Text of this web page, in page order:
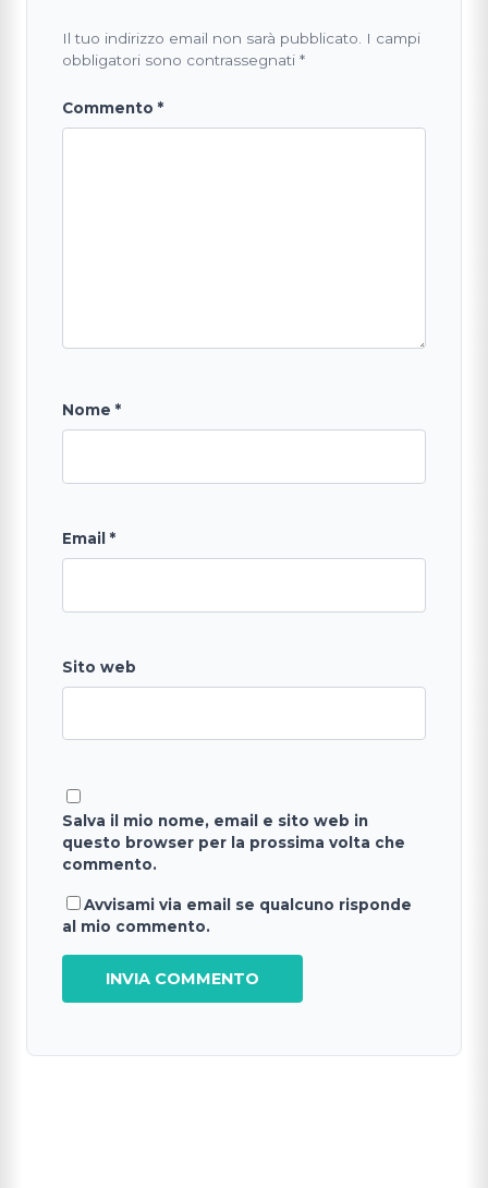
Il tuo indirizzo email non sarà pubblicato.
I campi
obbligatori sono contrassegnati *
Commento *
Nome *
Email *
Sito web
Salva il mio nome, email e sito web in
questo browser per la prossima volta che
commento.
Avvisami via email se qualcuno risponde
al mio commento.